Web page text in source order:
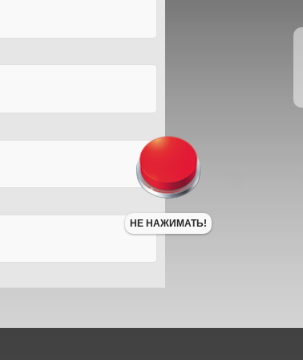
НЕ НАЖИМАТЬ!